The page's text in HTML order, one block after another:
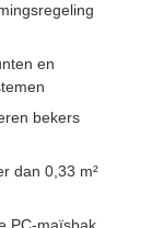
en
bekers
dan 0,33 m²